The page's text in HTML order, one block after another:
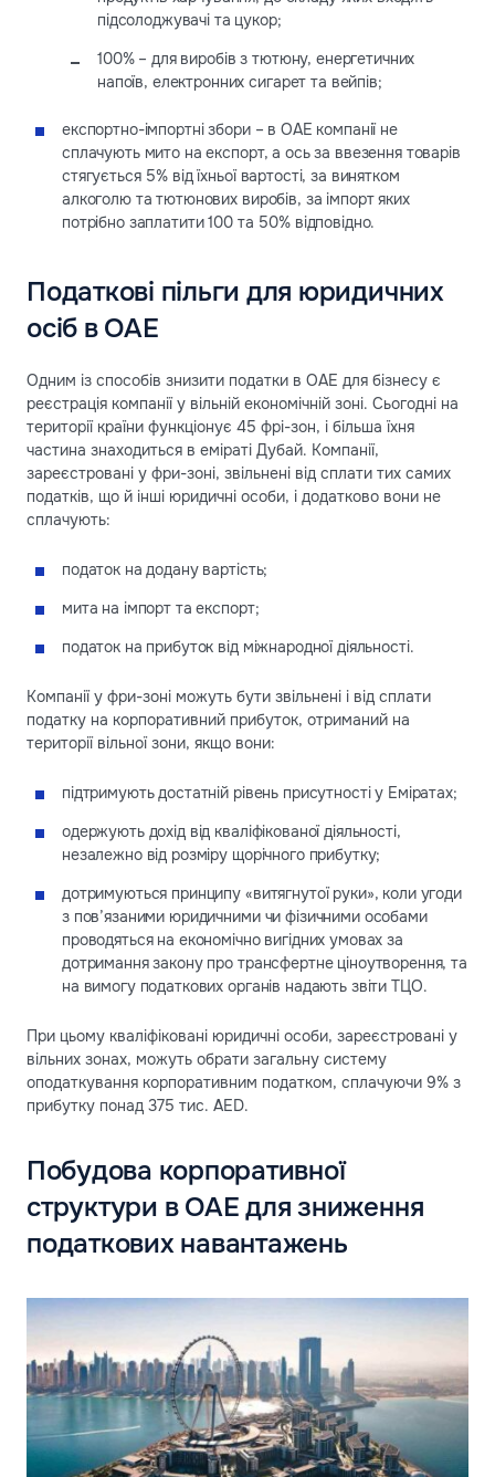
підсолоджувачі та цукор;
100% – для виробів з тютюну, енергетичних
напоїв, електронних сигарет та вейпів;
експортно-імпортні збори – в ОАЕ компанії не
сплачують мито на експорт, а ось за ввезення товарів
стягується 5% від їхньої вартості, за винятком
алкоголю та тютюнових виробів, за імпорт яких
потрібно заплатити 100 та 50% відповідно.
Податкові пільги для юридичних
осіб в ОАЕ
Одним із способів знизити податки в ОАЕ для бізнесу є
реєстрація компанії у вільній економічній зоні. Сьогодні на
території країни функціонує 45 фрі-зон, і більша їхня
частина знаходиться в еміраті Дубай. Компанії,
зареєстровані у фри-зоні, звільнені від сплати тих самих
податків, що й інші юридичні особи, і додатково вони не
сплачують:
податок на додану вартість;
мита на імпорт та експорт;
податок на прибуток від міжнародної діяльності.
Компанії у фри-зоні можуть бути звільнені і від сплати
податку на корпоративний прибуток, отриманий на
території вільної зони, якщо вони:
підтримують достатній рівень присутності у Еміратах;
одержують дохід від кваліфікованої діяльності,
незалежно від розміру щорічного прибутку;
дотримуються принципу «витягнутої руки», коли угоди
з пов’язаними юридичними чи фізичними особами
проводяться на економічно вигідних умовах за
дотримання закону про трансфертне ціноутворення, та
на вимогу податкових органів надають звіти ТЦО.
При цьому кваліфіковані юридичні особи, зареєстровані у
вільних зонах, можуть обрати загальну систему
оподаткування корпоративним податком, сплачуючи 9% з
прибутку понад 375 тис. AED.
⁠Побудова корпоративної
структури в ОАЕ для зниження
податкових навантажень